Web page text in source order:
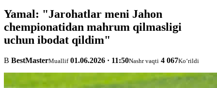
Yamal: "Jarohatlar meni Jahon
chempionatidan mahrum qilmasligi
uchun ibodat qildim"
B BestMasterMuallif 01.06.2026 · 11:50Nashr vaqti 4 067Ko‘rildi